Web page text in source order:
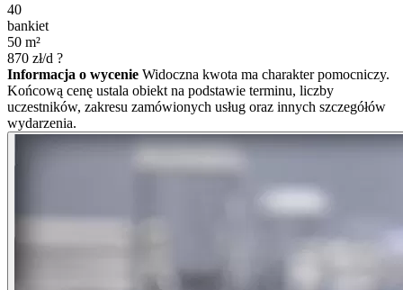
40
bankiet
50 m²
870 zł/d ?
Informacja o wycenie Widoczna kwota ma charakter pomocniczy.
Końcową cenę ustala obiekt na podstawie terminu, liczby
uczestników, zakresu zamówionych usług oraz innych szczegółów
wydarzenia.